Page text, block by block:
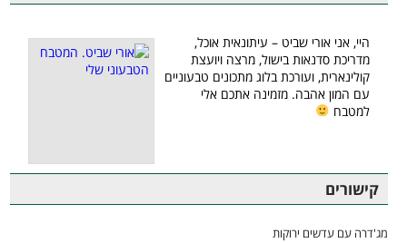
היי, אני אורי שביט – עיתונאית אוכל,
מדריכת סדנאות בישול, מרצה ויועצת
קולינארית, ועורכת בלוג מתכונים טבעוניים
עם המון אהבה. מזמינה אתכם אלי
למטבח
קישורים
מג'דרה עם עדשים ירוקות